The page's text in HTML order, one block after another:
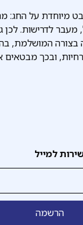
למייל
מיוחדת על החג:
לדרישות. לכן
המושלמת,
ובכך מבטאים